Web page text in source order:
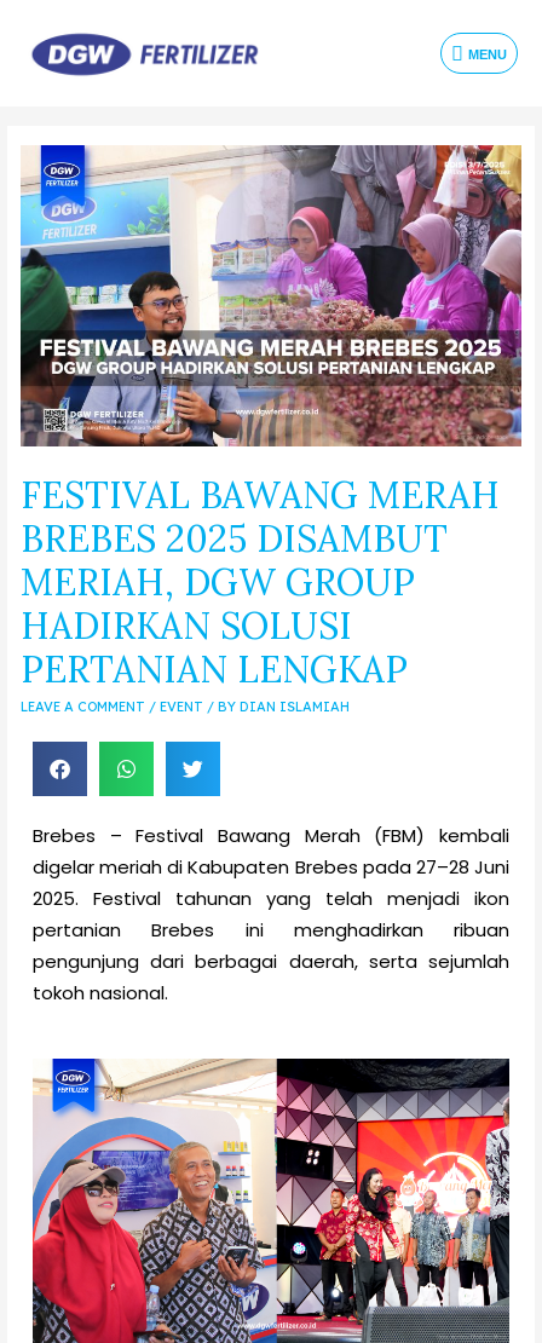
MENU
FESTIVAL BAWANG MERAH
BREBES 2025 DISAMBUT
MERIAH, DGW GROUP
HADIRKAN SOLUSI
PERTANIAN LENGKAP
LEAVE A COMMENT / EVENT / BY DIAN ISLAMIAH
Brebes – Festival Bawang Merah (FBM) kembali
digelar meriah di Kabupaten Brebes pada 27–28 Juni
2025. Festival tahunan yang telah menjadi ikon
pertanian Brebes ini menghadirkan ribuan
pengunjung dari berbagai daerah, serta sejumlah
tokoh nasional.